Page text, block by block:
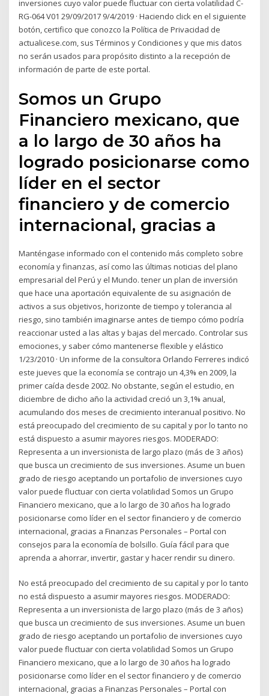
inversiones cuyo valor puede fluctuar con cierta volatilidad C-
RG-064 V01 29/09/2017 9/4/2019 · Haciendo click en el siguiente
botón, certifico que conozco la Política de Privacidad de
actualicese.com, sus Términos y Condiciones y que mis datos
no serán usados para propósito distinto a la recepción de
información de parte de este portal.
Somos un Grupo
Financiero mexicano, que
a lo largo de 30 años ha
logrado posicionarse como
líder en el sector
financiero y de comercio
internacional, gracias a
Manténgase informado con el contenido más completo sobre
economía y finanzas, así como las últimas noticias del plano
empresarial del Perú y el Mundo. tener un plan de inversión
que hace una aportación equivalente de su asignación de
activos a sus objetivos, horizonte de tiempo y tolerancia al
riesgo, sino también imaginarse antes de tiempo cómo podría
reaccionar usted a las altas y bajas del mercado. Controlar sus
emociones, y saber cómo mantenerse flexible y elástico
1/23/2010 · Un informe de la consultora Orlando Ferreres indicó
este jueves que la economía se contrajo un 4,3% en 2009, la
primer caída desde 2002. No obstante, según el estudio, en
diciembre de dicho año la actividad creció un 3,1% anual,
acumulando dos meses de crecimiento interanual positivo. No
está preocupado del crecimiento de su capital y por lo tanto no
está dispuesto a asumir mayores riesgos. MODERADO:
Representa a un inversionista de largo plazo (más de 3 años)
que busca un crecimiento de sus inversiones. Asume un buen
grado de riesgo aceptando un portafolio de inversiones cuyo
valor puede fluctuar con cierta volatilidad Somos un Grupo
Financiero mexicano, que a lo largo de 30 años ha logrado
posicionarse como líder en el sector financiero y de comercio
internacional, gracias a Finanzas Personales – Portal con
consejos para la economía de bolsillo. Guía fácil para que
aprenda a ahorrar, invertir, gastar y hacer rendir su dinero.
No está preocupado del crecimiento de su capital y por lo tanto
no está dispuesto a asumir mayores riesgos. MODERADO:
Representa a un inversionista de largo plazo (más de 3 años)
que busca un crecimiento de sus inversiones. Asume un buen
grado de riesgo aceptando un portafolio de inversiones cuyo
valor puede fluctuar con cierta volatilidad Somos un Grupo
Financiero mexicano, que a lo largo de 30 años ha logrado
posicionarse como líder en el sector financiero y de comercio
internacional, gracias a Finanzas Personales – Portal con